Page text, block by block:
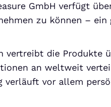
GmbH verfügt
zu können – ein
vertreibt die Produkte
an weltweit
verläuft vor allem